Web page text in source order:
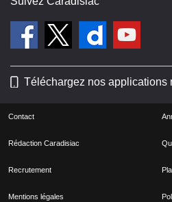
Téléchargez nos applications
Contact
Rédaction Caradisiac
Recrutement
Mentions légales